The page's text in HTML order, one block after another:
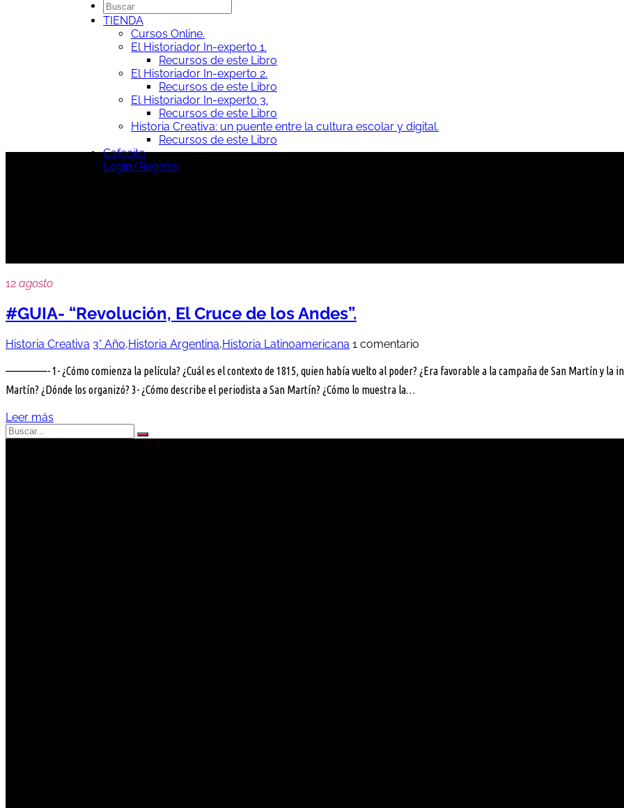
TIENDA
Cursos Online.
El Historiador In-experto 1.
Recursos de este Libro
El Historiador In-experto 2.
Recursos de este Libro
El Historiador In-experto 3.
Recursos de este Libro
Historia Creativa: un puente entre la cultura escolar y digital.
Recursos de este Libro
Cafecito
Login/Register
12 agosto
#GUIA- “Revolución, El Cruce de los Andes”.
Historia Creativa 3° Año,Historia Argentina,Historia Latinoamericana 1 comentario
—————- 1- ¿Cómo comienza la película? ¿Cuál es el contexto de 1815, quien había vuelto al poder? ¿Era favorable a la campaña de San Martín y la
Martín? ¿Dónde los organizó? 3- ¿Cómo describe el periodista a San Martín? ¿Cómo lo muestra la…
Leer más